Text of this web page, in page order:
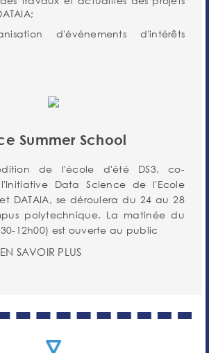
d'événements d'intérêts
Summer School
de l'école d'été DS3, co-
Data Science de l'Ecole
DATAIA, se déroulera du 24 au 28
polytechnique. La matinée du
12h00) est ouverte au public
EN SAVOIR PLUS